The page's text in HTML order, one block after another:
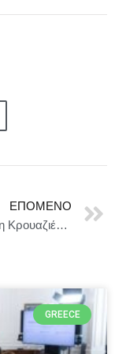
ΕΠΌΜΕΝΟ
Η Διεύθυνση Κρουαζιέρας του Ομίλου MSC παρουσίασε το στρατηγικό της όραμα για την κρουαζιέρα στην Ελλάδα
GREECE